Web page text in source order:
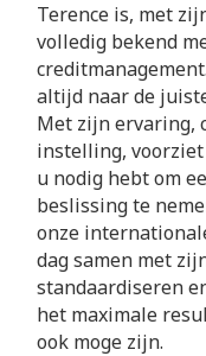
Terence is, met
volledig bekend
altijd naar de
Met zijn ervaring,
instelling,
u nodig hebt om
beslissing te
onze
dag samen met
standaardiseren
het maximale
ook moge zijn.